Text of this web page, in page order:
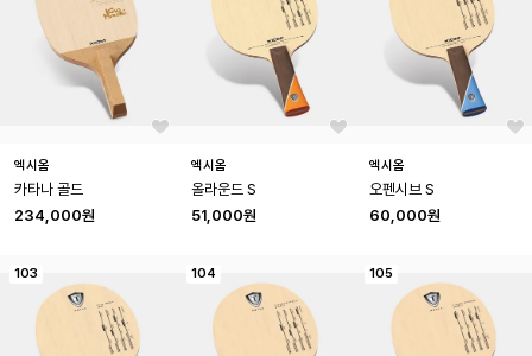
엑시옴
카타나 골드
234,000원
엑시옴
올라운드 S
51,000원
엑시옴
오펜시브 S
60,000원
103 104 105